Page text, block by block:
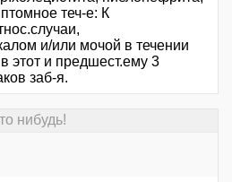
теч-е: К
и/или мочой в течении
этот и предшест.ему 3
заб-я.
нибудь!